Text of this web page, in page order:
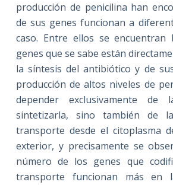
producción de penicilina han
de sus genes funcionan a
caso. Entre ellos se encuentran
genes que se sabe están
la síntesis del antibiótico y de
producción de altos niveles de
depender exclusivamente de
sintetizarla, sino también de
transporte desde el citoplasma
exterior, y precisamente se
número de los genes que
transporte funcionan más en